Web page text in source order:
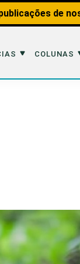
de
COLUNAS
Na Linha de
Observação